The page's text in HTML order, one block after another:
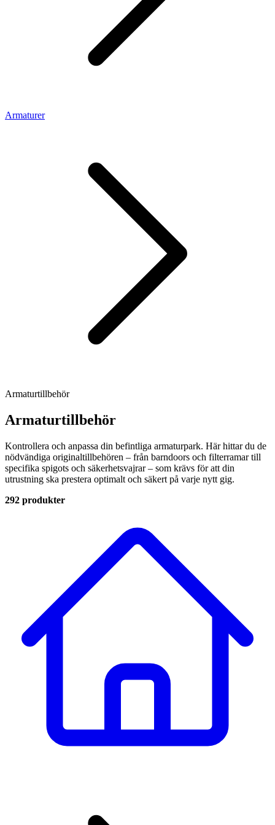
Armaturer
Armaturtillbehör
Armaturtillbehör
Kontrollera och anpassa din befintliga armaturpark. Här hittar du de
nödvändiga originaltillbehören – från barndoors och filterramar till
specifika spigots och säkerhetsvajrar – som krävs för att din
utrustning ska prestera optimalt och säkert på varje nytt gig.
292 produkter